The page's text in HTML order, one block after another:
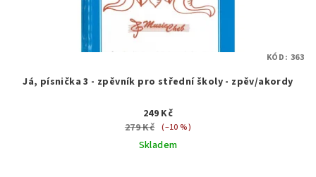
Já, písnička 3 - zpěvník pro střední školy - zpěv/akordy
249 Kč
279 Kč (–10 %)
Skladem
KÓD: 363